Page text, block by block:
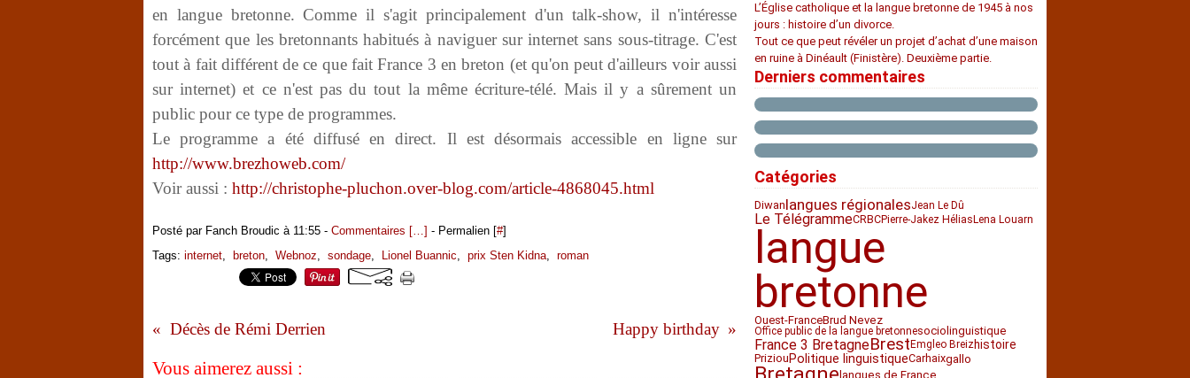
en langue bretonne. Comme il s'agit principalement d'un talk-show, il n'intéresse
forcément que les bretonnants habitués à naviguer sur internet sans sous-titrage. C'est
tout à fait différent de ce que fait France 3 en breton (et qu'on peut d'ailleurs voir aussi
sur internet) et ce n'est pas du tout la même écriture-télé. Mais il y a sûrement un
public pour ce type de programmes.
Le programme a été diffusé en direct. Il est désormais accessible en ligne sur
http://www.brezhoweb.com/
Voir aussi : http://christophe-pluchon.over-blog.com/article-4868045.html
Posté par Fanch Broudic à 11:55 - Commentaires […] - Permalien [#]
Tags: internet, breton, Webnoz, sondage, Lionel Buannic, prix Sten Kidna, roman
Décès de Rémi Derrien Happy birthday
Vous aimerez aussi :
L’Église catholique et la langue bretonne de 1945 à nos
jours : histoire d’un divorce.
Tout ce que peut révéler un projet d’achat d’une maison
en ruine à Dinéault (Finistère). Deuxième partie.
Derniers commentaires
Catégories
Diwanlangues régionalesJean Le Dû
Le TélégrammeCRBCPierre-Jakez HéliasLena Louarn
langue
bretonne
Ouest-FranceBrud Nevez
Office public de la langue bretonnesociolinguistique
France 3 BretagneBrest Emgleo Breizhistoire
Priziou Politique linguistiqueCarhaixgallo
langues de France